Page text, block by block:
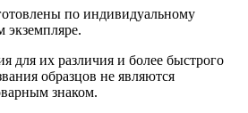
по индивидуальному
экземпляре.
для их различия и более быстрого
образцов не являются
знаком.